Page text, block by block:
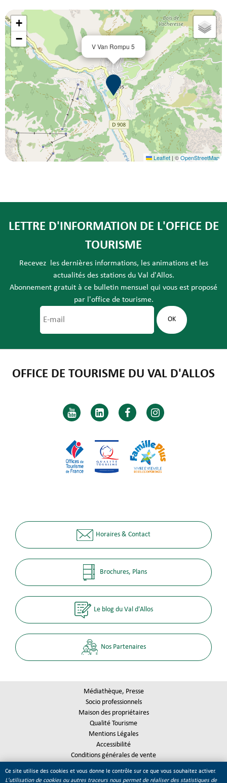
V Van Rompu 5
+
−
Leaflet | ©OpenStreetMap
LETTRE D'INFORMATION DE L'OFFICE DE
TOURISME
Recevez les dernières informations, les animations et les
actualités des stations du Val d'Allos.
Abonnement gratuit à ce bulletin mensuel qui vous est proposé
par l'office de tourisme.
OFFICE DE TOURISME DU VAL D'ALLOS
Horaires & Contact
Brochures, Plans
Le blog du Val d'Allos
Nos Partenaires
Médiathèque, Presse
Socio professionnels
Maison des propriétaires
Qualité Tourisme
Mentions Légales
Accessibilité
Conditions générales de vente
Ce site utilise des cookies et vous donne le contrôle sur ce que vous souhaitez activer.
L'utilisation de cookies ou autres traceurs nous permet de réaliser des statistiques de